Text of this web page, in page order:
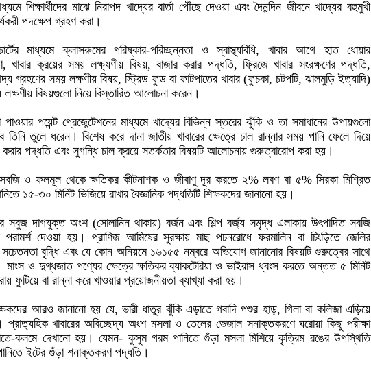
শিক্ষার্থীদের মাঝে নিরাপদ খাদ্যের বার্তা পৌঁছে দেওয়া এবং দৈনন্দিন জীবনে খাদ্যের বহুমুখী
পদক্ষেপ গ্রহণ করা।
মাধ্যমে ক্লাসরুমের পরিষ্কার-পরিচ্ছন্নতা ও স্বাস্থ্যবিধি, খাবার আগে হাত ধোয়ার
খাবার ক্রয়ের সময় লক্ষ্যণীয় বিষয়, বাজার করার পদ্ধতি, ফ্রিজে খাবার সংরক্ষণের পদ্ধতি,
গ্রহণের সময় লক্ষণীয় বিষয়, স্ট্রিড ফুড বা ফাটপাতের খাবার (ফুচকা, চটপটি, ঝালমুড়ি ইত্যাদি)
বিষয়গুলো নিয়ে বিস্তারিত আলোচনা করেন।
পাওয়ার পয়েন্ট প্রেজেন্টেশনের মাধ্যমে খাদ্যের বিভিন্ন স্তরের ঝুঁকি ও তা সমাধানের উপায়গুলো
তিনি তুলে ধরেন। বিশেষ করে দানা জাতীয় খাবারের ক্ষেত্রে চাল রান্নার সময় পানি ফেলে দিয়ে
পদ্ধতি এবং সুগন্ধি চাল ক্রয়ে সতর্কতার বিষয়টি আলোচনায় গুরুত্বারোপ করা হয়।
ও ফলমূল থেকে ক্ষতিকর কীটনাশক ও জীবাণু দূর করতে ২% লবণ বা ৫% সিরকা মিশ্রিত
১৫-৩০ মিনিট ভিজিয়ে রাখার বৈজ্ঞানিক পদ্ধতিটি শিক্ষকদের জানানো হয়।
সবুজ দাগযুক্ত অংশ (সোলানিন থাকায়) বর্জন এবং শিল্প বর্জ্য সমৃদ্ধ এলাকায় উৎপাদিত সবজি
পরামর্শ দেওয়া হয়। প্রাণিজ আমিষের সুরক্ষায় মাছ পচনরোধে ফরমালিন বা চিংড়িতে জেলির
সচেতনতা বৃদ্ধি এবং যে কোন অনিয়মে ১৬১৫৫ নম্বরে অভিযোগ জানানোর বিষয়টি গুরুত্বের সাথে
মাংস ও দুগ্ধজাত পণ্যের ক্ষেত্রে ক্ষতিকর ব্যাকটেরিয়া ও ভাইরাস ধ্বংস করতে অন্তত ৫ মিনিট
ফুটিয়ে বা রান্না করে খাওয়ার প্রয়োজনীয়তা ব্যাখ্যা করা হয়।
আরও জানানো হয় যে, ভারী ধাতুর ঝুঁকি এড়াতে গবাদি পশুর হাড়, গিলা বা কলিজা এড়িয়ে
খাবারের অবিচ্ছেদ্য অংশ মসলা ও তেলের ভেজাল সনাক্তকরণে ঘরোয়া কিছু পরীক্ষা
কলমে দেখানো হয়। যেমন- কুসুম গরম পানিতে গুঁড়া মসলা মিশিয়ে কৃত্রিম রঙের উপস্থিতি
ইটের গুঁড়া শনাক্তকরণ পদ্ধতি।